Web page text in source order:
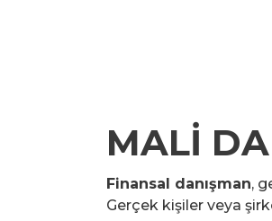
MALİ
Finansal danışman,
Gerçek kişiler veya